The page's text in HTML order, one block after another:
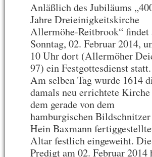
Anläßlich des Jubiläums
Jahre Dreieinigkeitskirche
Allermöhe-Reitbrook“ findet
Sonntag, 02. Februar 2014,
10 Uhr dort (Allermöher
97) ein Festgottesdienst statt.
Am selben Tag wurde 1614
damals neu errichtete
dem gerade von dem
hamburgischen Bildschnitzer
Hein Baxmann
Altar festlich eingeweiht. Die
Predigt am 02. Februar 2014